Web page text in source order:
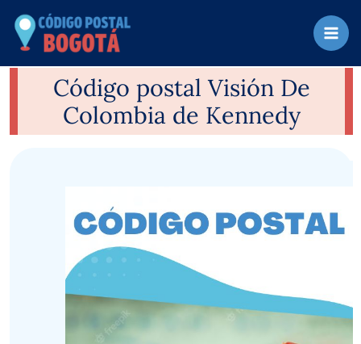
contenido
Código postal Visión De
Colombia de Kennedy